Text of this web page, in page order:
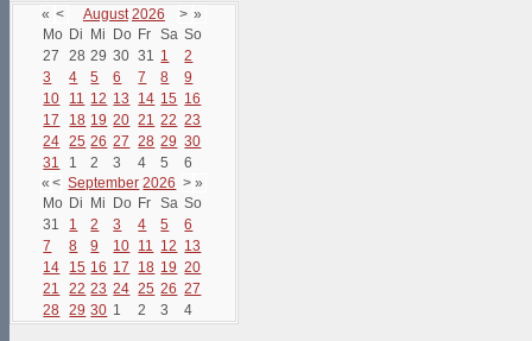
« < August 2026 > »
Mo Di Mi Do Fr Sa So
27
28 29 30 31 1
2
3
4 5 6 7 8
9
10
11 12 13 14 15 16
17
18 19 20 21 22 23
24 25 26 27 28 29 30
31
1 2 3 4 5
6
« < September 2026 > »
Mo Di Mi Do Fr Sa So
31
1 2 3 4 5
6
7
8 9 10 11 12 13
14
15 16 17 18 19 20
21
22 23 24 25 26 27
28 29 30 1 2 3 4